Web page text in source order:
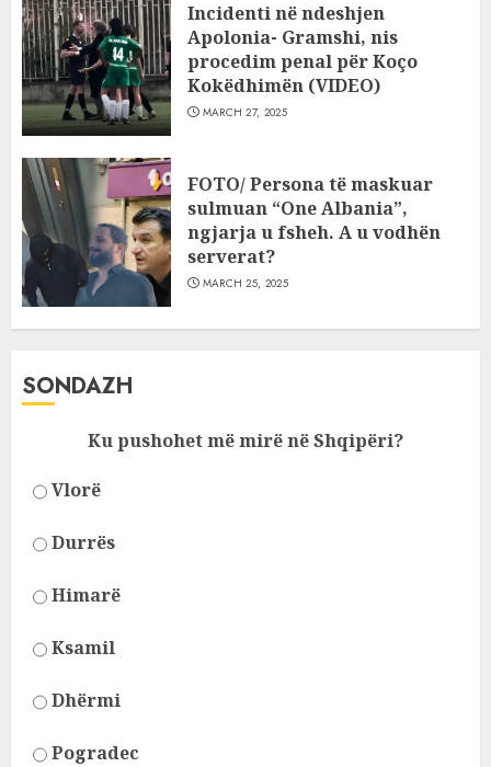
Incidenti në ndeshjen
Apolonia- Gramshi, nis
procedim penal për Koço
Kokëdhimën (VIDEO)
MARCH 27, 2025
FOTO/ Persona të maskuar
sulmuan “One Albania”,
ngjarja u fsheh. A u vodhën
serverat?
MARCH 25, 2025
SONDAZH
Ku pushohet më mirë në Shqipëri?
Vlorë
Durrës
Himarë
Ksamil
Dhërmi
Pogradec